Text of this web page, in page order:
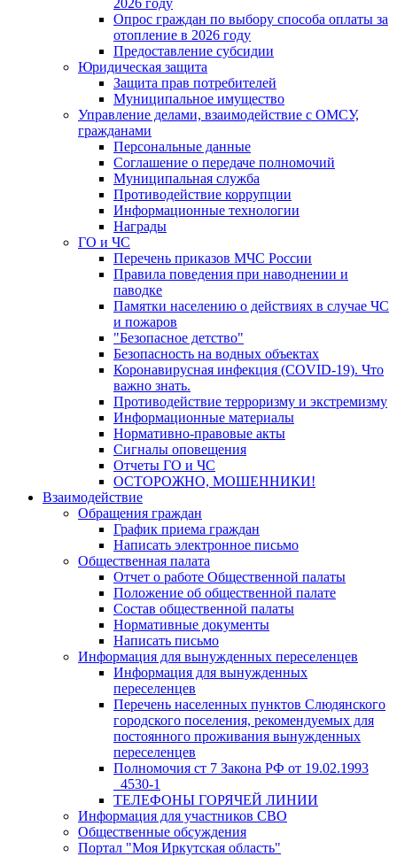
2026 году
Опрос граждан по выбору способа оплаты за
отопление в 2026 году
Предоставление субсидии
Юридическая защита
Защита прав потребителей
Муниципальное имущество
Управление делами, взаимодействие с ОМСУ,
гражданами
Персональные данные
Соглашение о передаче полномочий
Муниципальная служба
Противодействие коррупции
Информационные технологии
Награды
ГО и ЧС
Перечень приказов МЧС России
Правила поведения при наводнении и
паводке
Памятки населению о действиях в случае ЧС
и пожаров
"Безопасное детство"
Безопасность на водных объектах
Коронавирусная инфекция (COVID-19). Что
важно знать.
Противодействие терроризму и экстремизму
Информационные материалы
Нормативно-правовые акты
Сигналы оповещения
Отчеты ГО и ЧС
ОСТОРОЖНО, МОШЕННИКИ!
Взаимодействие
Обращения граждан
График приема граждан
Написать электронное письмо
Общественная палата
Отчет о работе Общественной палаты
Положение об общественной палате
Состав общественной палаты
Нормативные документы
Написать письмо
Информация для вынужденных переселенцев
Информация для вынужденных
переселенцев
Перечень населенных пунктов Слюдянского
городского поселения, рекомендуемых для
постоянного проживания вынужденных
переселенцев
Полномочия ст 7 Закона РФ от 19.02.1993
_4530-1
ТЕЛЕФОНЫ ГОРЯЧЕЙ ЛИНИИ
Информация для участников СВО
Общественные обсуждения
Портал "Моя Иркутская область"